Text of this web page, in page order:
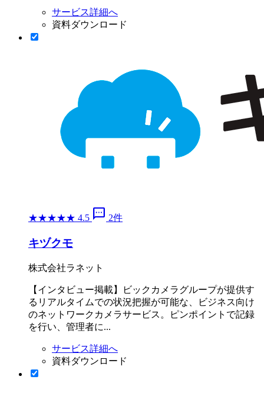
サービス詳細へ
資料ダウンロード
★★★★★ 4.5 sms 2件
キヅクモ
株式会社ラネット
【インタビュー掲載】ビックカメラグループが提供す
るリアルタイムでの状況把握が可能な、ビジネス向け
のネットワークカメラサービス。ピンポイントで記録
を行い、管理者に...
サービス詳細へ
資料ダウンロード